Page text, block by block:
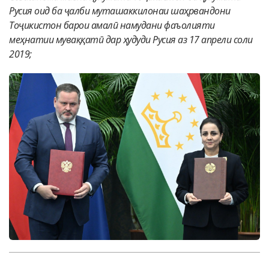
Русия оид ба ҷалби муташаккилонаи шаҳрвандони
Тоҷикистон барои амалӣ намудани фаъолияти
меҳнатии муваққатӣ дар ҳудуди Русия аз 17 апрели соли
2019;